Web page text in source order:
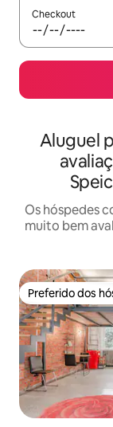
Checkout
Aluguel
Os hóspedes
muito bem
Preferido dos
Preferido dos